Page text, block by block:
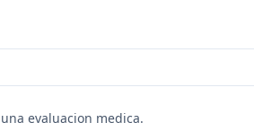
evaluacion medica.